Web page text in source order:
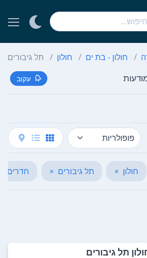
חולון - בת ים חולון תל גיבורים
עקוב
חולון × תל גיבורים × חדרים (4-4)
תל גיבורים